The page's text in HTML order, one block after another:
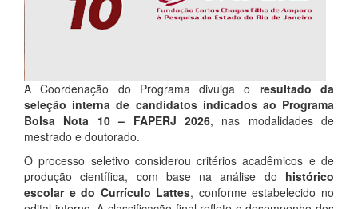
A Coordenação do Programa divulga o resultado da
seleção interna de candidatos indicados ao Programa
Bolsa Nota 10 – FAPERJ 2026, nas modalidades de
mestrado e doutorado.
O processo seletivo considerou critérios acadêmicos e de
produção científica, com base na análise do histórico
escolar e do Currículo Lattes, conforme estabelecido no